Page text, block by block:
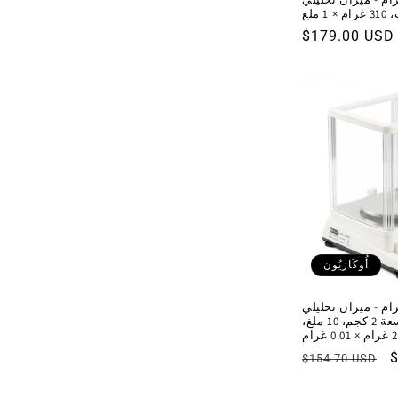
السعر
$179.00 USD
أُوكَازيُون
دقيق 0.01 غرام - ميزان تحليلي
رقمي للمختبر بسعة 2 كجم، 10 ملغ،
السعر
$154.70 USD